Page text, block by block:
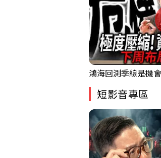
短影音專區